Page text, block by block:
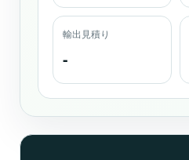
輸出見積り
-